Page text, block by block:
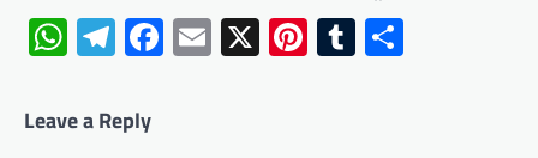
WhatsApp
Telegram
Facebook
Email
X Pinterest
Tumblr
Leave a Reply